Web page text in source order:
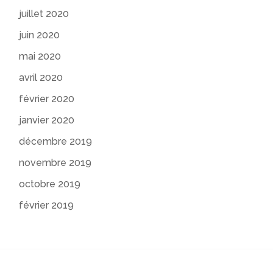
juillet 2020
juin 2020
mai 2020
avril 2020
février 2020
janvier 2020
décembre 2019
novembre 2019
octobre 2019
février 2019